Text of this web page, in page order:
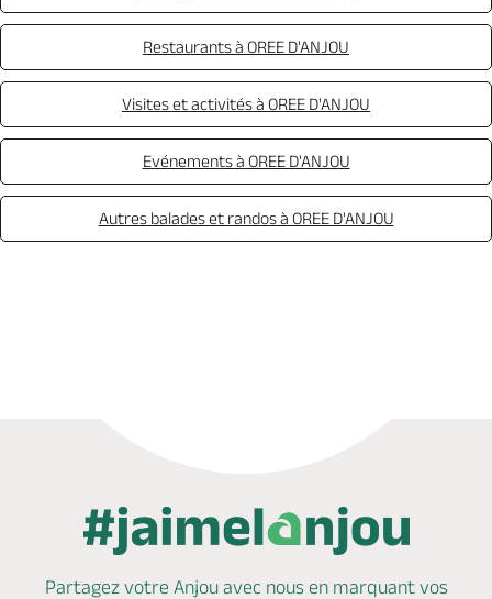
Restaurants à OREE D'ANJOU
Visites et activités à OREE D'ANJOU
Evénements à OREE D'ANJOU
Autres balades et randos à OREE D'ANJOU
Partagez votre Anjou avec nous en marquantvos